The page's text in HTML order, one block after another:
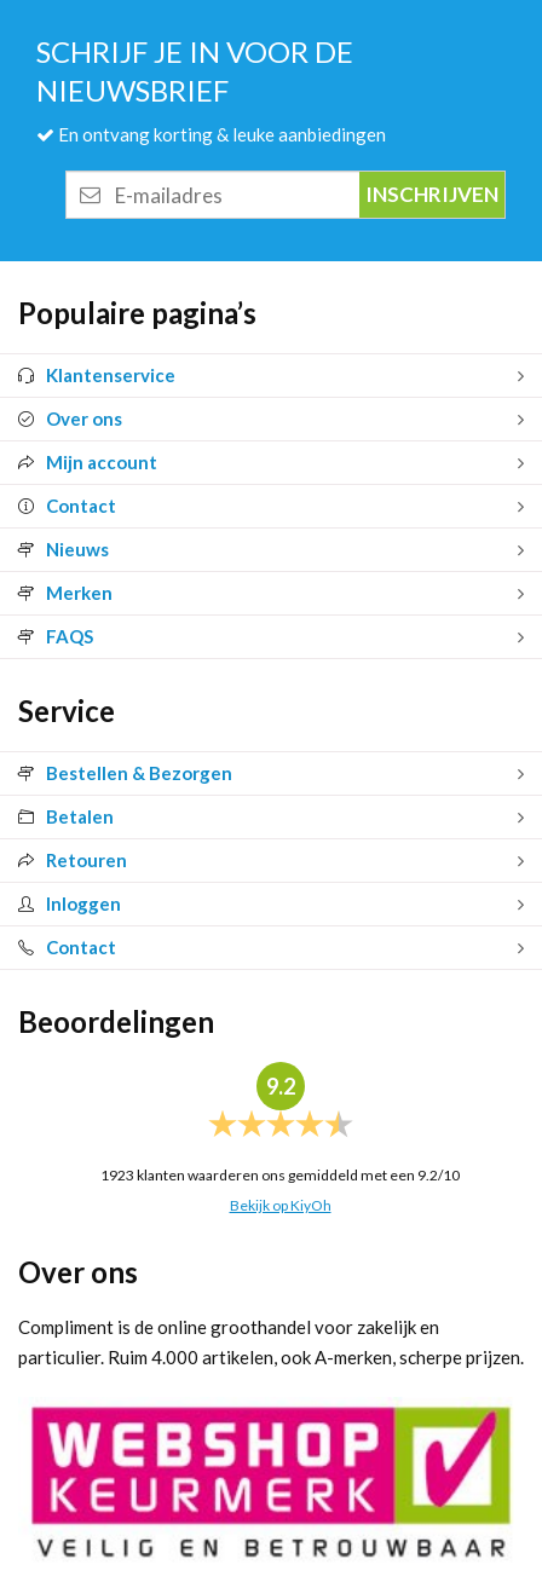
SCHRIJF JE IN VOOR DE
NIEUWSBRIEF
En ontvang korting & leuke aanbiedingen
mailadres
Populaire pagina’s
Klantenservice
Over ons
Mijn account
Contact
Nieuws
Merken
FAQS
Service
Bestellen & Bezorgen
Betalen
Retouren
Inloggen
Contact
Beoordelingen
9.2
1923 klanten waarderen ons gemiddeld met een 9.2/10
Bekijk op KiyOh
Over ons
Compliment is de online groothandel voor zakelijk en
particulier. Ruim 4.000 artikelen, ook A-merken, scherpe prijzen.